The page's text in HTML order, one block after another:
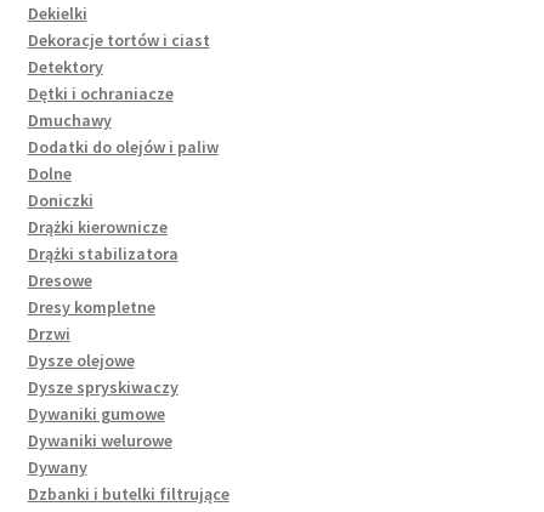
Dekielki
Dekoracje tortów i ciast
Detektory
Dętki i ochraniacze
Dmuchawy
Dodatki do olejów i paliw
Dolne
Doniczki
Drążki kierownicze
Drążki stabilizatora
Dresowe
Dresy kompletne
Drzwi
Dysze olejowe
Dysze spryskiwaczy
Dywaniki gumowe
Dywaniki welurowe
Dywany
Dzbanki i butelki filtrujące